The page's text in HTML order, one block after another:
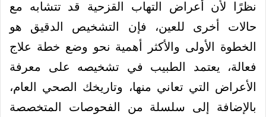
نظرًا لأن أعراض التهاب القزحية قد تتشابه مع
حالات أخرى للعين، فإن التشخيص الدقيق هو
الخطوة الأولى والأكثر أهمية نحو وضع خطة علاج
فعالة، يعتمد الطبيب في تشخيصه على معرفة
الأعراض التي تعاني منها، وتاريخك الصحي العام،
بالإضافة إلى سلسلة من الفحوصات المتخصصة